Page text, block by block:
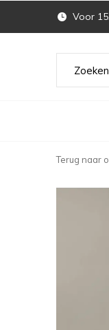
Voor
Terug naar